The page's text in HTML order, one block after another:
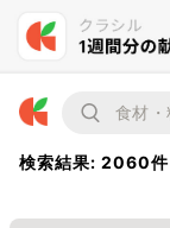
検索結果: 2060件